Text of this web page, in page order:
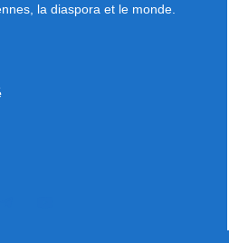
la diaspora et le monde.